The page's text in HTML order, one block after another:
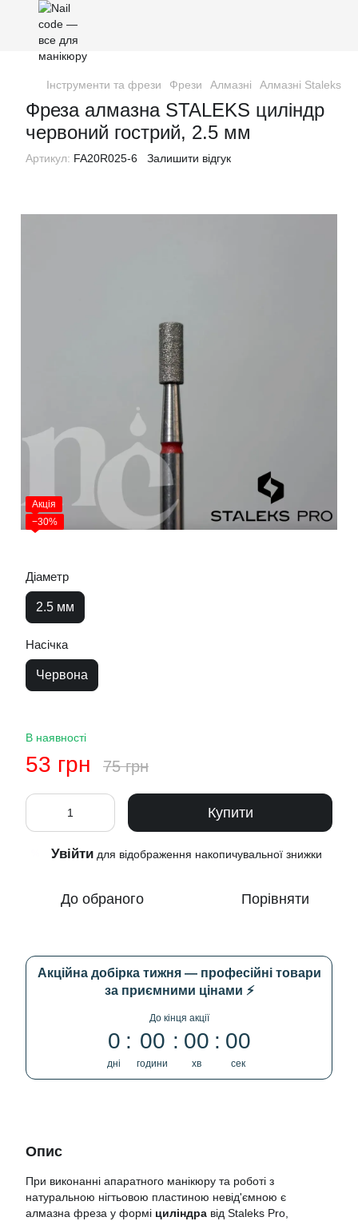
Інструменти та фрези Фрези Алмазні Алмазні Staleks
Фреза алмазна STALEKS циліндр
червоний гострий, 2.5 мм
Артикул: FA20R025-6 Залишити відгук
Акція
−30%
Діаметр
2.5 мм
Насічка
Червона
В наявності
53 грн 75 грн
Купити
Увійти для відображення накопичувальної знижки
До обраного Порівняти
Акційна добірка тижня — професійні товари
за приємними цінами ⚡
До кінця акції
0
дні
00
години
00
хв
00
сек
Опис
При виконанні апаратного манікюру та роботі з
натуральною нігтьовою пластиною невід'ємною є
алмазна фреза у формі циліндра від Staleks Pro,